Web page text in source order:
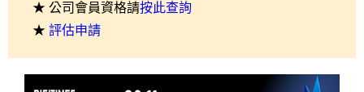
★ 公司會員資格請按此查詢
★ 評估申請